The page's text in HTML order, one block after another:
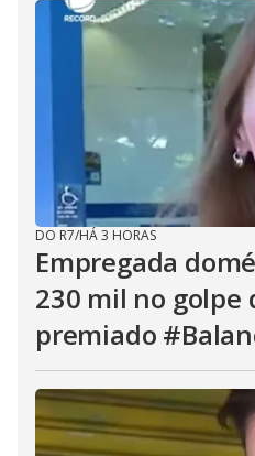
DO R7/HÁ 3 HORAS
Empregada
230 mil no golpe
premiado